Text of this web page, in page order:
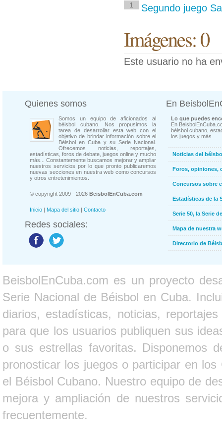
1 Segundo juego
Imágenes: 0
Este usuario no ha
Quienes somos
Somos un equipo de aficionados al
béisbol cubano. Nos propusimos la
tarea de desarrollar esta web con el
objetivo de brindar información sobre el
Béisbol en Cuba y su Serie Nacional.
Ofrecemos noticias, reportajes,
estadísticas, foros de debate, juegos online y mucho
más... Constantemente buscamos mejorar y ampliar
nuestros servicios por lo que pronto publicaremos
nuevas secciones en nuestra web como concursos
y otros entretenimientos.
© copyright 2009 - 2026 BeisbolEnCuba.com
Inicio | Mapa del sitio | Contacto
Redes sociales:
En
Lo que puedes
En
béisbol cubano,
los juegos y más...
Noticias del
Foros, opiniones,
Concursos sobre
Estadísticas de la
Serie 50, la Serie
Mapa de nuestra
Directorio de
BeisbolEnCuba.com es un proyecto
Serie Nacional de Béisbol en Cuba.
diarios, estadísticas, noticias,
para que los usuarios publiquen sus
o sus estrellas favoritas. Disponemos
pronosticar los juegos o participar en
el Béisbol Cubano. Nuestro equipo de
mejora y ampliación de nuestros
frecuentemente.